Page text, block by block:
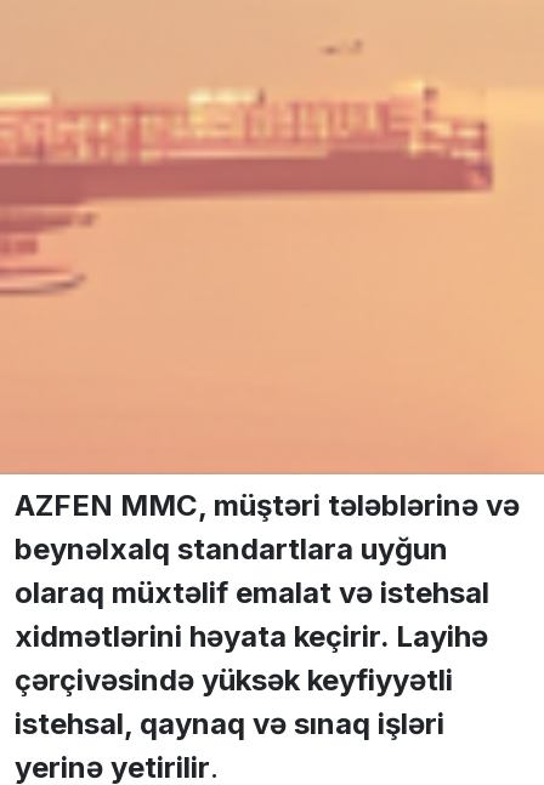
AZFEN MMC, müştəri tələblərinə və
beynəlxalq standartlara uyğun
olaraq müxtəlif emalat və istehsal
xidmətlərini həyata keçirir. Layihə
çərçivəsində yüksək keyfiyyətli
istehsal, qaynaq və sınaq işləri
yerinə yetirilir.